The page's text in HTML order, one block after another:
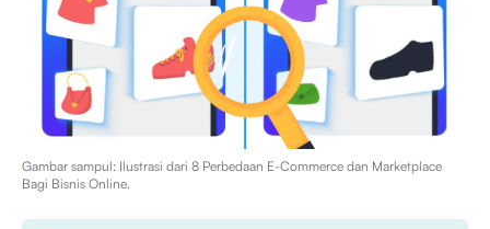
Gambar sampul: Ilustrasi dari 8 Perbedaan E-Commerce dan Marketplace
Bagi Bisnis Online.